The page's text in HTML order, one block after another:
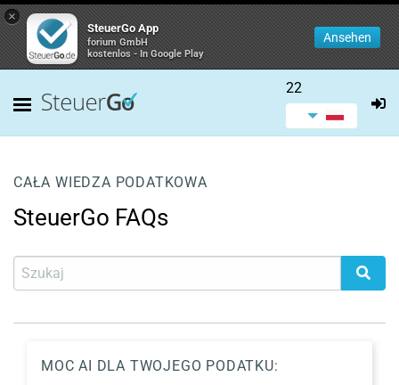
×
SteuerGo App
forium GmbH
kostenlos - In Google Play
Ansehen
22
CAŁA WIEDZA PODATKOWA
SteuerGo FAQs
MOC AI DLA TWOJEGO PODATKU: